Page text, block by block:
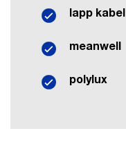
lapp kabel
meanwell
polylux